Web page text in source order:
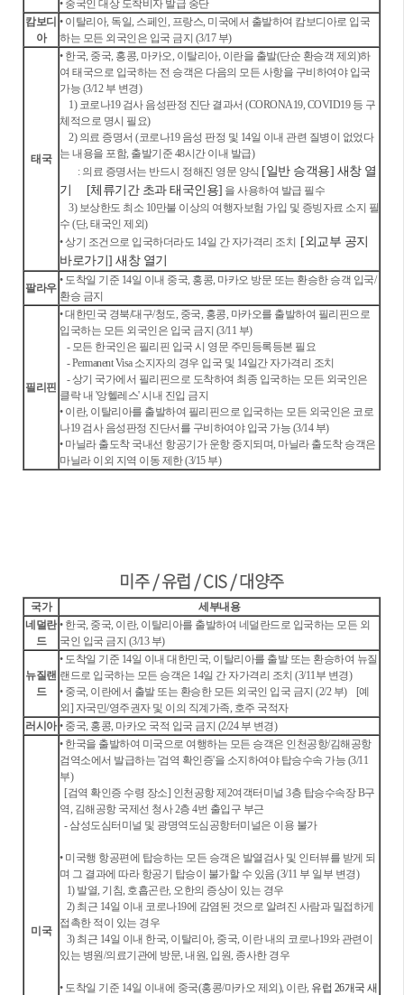
• 중국인 대상 도착비자 발급 중단
캄보디
아
• 이탈리아, 독일, 스페인, 프랑스, 미국에서 출발하여 캄보디아로 입국
하는 모든 외국인은 입국 금지 (3/17 부)
태국
• 한국, 중국, 홍콩, 마카오, 이탈리아, 이란을 출발(단순 환승객 제외)하
여 태국으로 입국하는 전 승객은 다음의 모든 사항을 구비하여야 입국
가능 (3/12 부 변경)
1) 코로나19 검사 음성판정 진단 결과서 (CORONA19, COVID19 등 구
체적으로 명시 필요)
2) 의료 증명서 (코로나19 음성 판정 및 14일 이내 관련 질병이 없었다
는 내용을 포함, 출발기준 48시간 이내 발급)
: 의료 증명서는 반드시 정해진 영문 양식 [일반 승객용] 새창 열
기
[체류기간 초과 태국인용] 을 사용하여 발급 필수
3) 보상한도 최소 10만불 이상의 여행자보험 가입 및 증빙자료 소지 필
수 (단, 태국인 제외)
• 상기 조건으로 입국하더라도 14일 간 자가격리 조치
[외교부 공지
바로가기] 새창 열기
팔라우
• 도착일 기준 14일 이내 중국, 홍콩, 마카오 방문 또는 환승한 승객 입국/
환승 금지
필리핀
• 대한민국 경북/대구/청도, 중국, 홍콩, 마카오를 출발하여 필리핀으로
입국하는 모든 외국인은 입국 금지 (3/11 부)
- 모든 한국인은 필리핀 입국 시 영문 주민등록등본 필요
- Permanent Visa 소지자의 경우 입국 및 14일간 자가격리 조치
- 상기 국가에서 필리핀으로 도착하여 최종 입국하는 모든 외국인은
클락 내 '앙헬레스' 시내 진입 금지
• 이란, 이탈리아를 출발하여 필리핀으로 입국하는 모든 외국인은 코로
나19 검사 음성판정 진단서를 구비하여야 입국 가능 (3/14 부)
• 마닐라 출도착 국내선 항공기가 운항 중지되며, 마닐라 출도착 승객은
마닐라 이외 지역 이동 제한 (3/15 부)
미주 / 유럽 / CIS / 대양주
국가
세부내용
네덜란
드
• 한국, 중국, 이란, 이탈리아를 출발하여 네덜란드로 입국하는 모든 외
국인 입국 금지 (3/13 부)
뉴질랜
드
• 도착일 기준 14일 이내 대한민국, 이탈리아를 출발 또는 환승하여 뉴질
랜드로 입국하는 모든 승객은 14일 간 자가격리 조치 (3/11부 변경)
• 중국, 이란에서 출발 또는 환승한 모든 외국인 입국 금지 (2/2 부)
[예
외] 자국민/영주권자 및 이의 직계가족, 호주 국적자
러시아 • 중국, 홍콩, 마카오 국적 입국 금지 (2/24 부 변경)
미국
• 한국을 출발하여 미국으로 여행하는 모든 승객은 인천공항/김해공항
검역소에서 발급하는 '검역 확인증'을 소지하여야 탑승수속 가능 (3/11
부)
[검역 확인증 수령 장소] 인천공항 제2여객터미널 3층 탑승수속장 B구
역, 김해공항 국제선 청사 2층 4번 출입구 부근
- 삼성도심터미널 및 광명역도심공항터미널은 이용 불가
• 미국행 항공편에 탑승하는 모든 승객은 발열검사 및 인터뷰를 받게 되
며 그 결과에 따라 항공기 탑승이 불가할 수 있음 (3/11 부 일부 변경)
1) 발열, 기침, 호흡곤란, 오한의 증상이 있는 경우
2) 최근 14일 이내 코로나19에 감염된 것으로 알려진 사람과 밀접하게
접촉한 적이 있는 경우
3) 최근 14일 이내 한국, 이탈리아, 중국, 이란 내의 코로나19와 관련이
있는 병원/의료기관에 방문, 내원, 입원, 종사한 경우
• 도착일 기준 14일 이내에 중국(홍콩/마카오 제외), 이란, 유럽 26개국 새